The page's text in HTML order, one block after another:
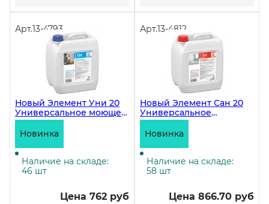
Арт.13-4793
Новый Элемент Уни 20
Универсальное моющее
средство, 5 литров
Новинка
Наличие на складе:
46 шт
Цена 762 руб
Арт.13-4812
Новый Элемент Сан 20
Универсальное
хлорсодержащее
средство, 5 литров
Новинка
Наличие на складе:
58 шт
Цена 866.70 руб